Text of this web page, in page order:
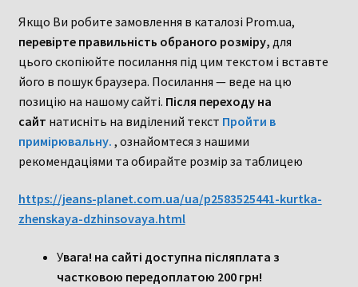
Якщо Ви робите замовлення в каталозі Prom.ua,
перевірте правильність обраного розміру, для
цього скопіюйте посилання під цим текстом і вставте
його в пошук браузера. Посилання — веде на цю
позицію на нашому сайті. Після переходу на
сайт натисніть на виділений текст Пройти в
примірювальну. , ознайомтеся з нашими
рекомендаціями та обирайте розмір за таблицею
https://jeans-planet.com.ua/ua/p2583525441-kurtka-
zhenskaya-dzhinsovaya.html
Увага! на сайті доступна післяплата з
частковою передоплатою 200 грн!